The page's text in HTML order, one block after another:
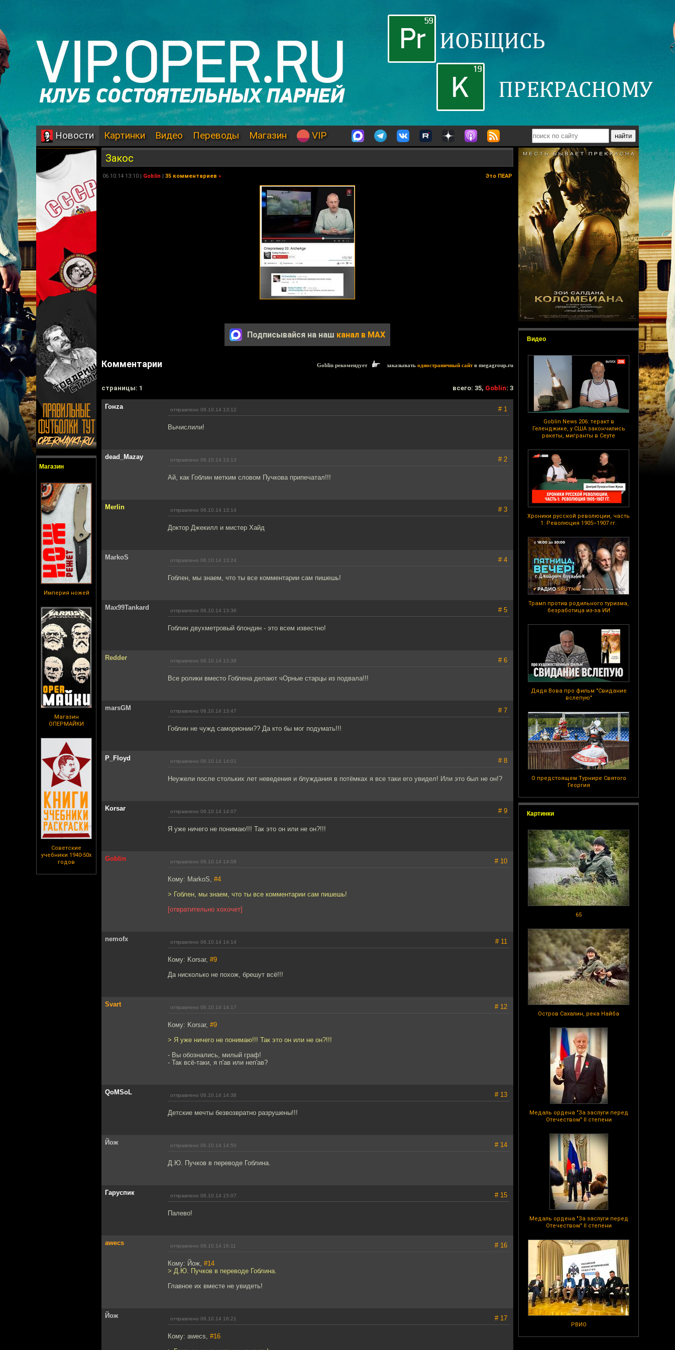
Новости Картинки Видео Переводы Магазин VIP
Магазин
Империя ножей
Магазин
ОПЕРМАЙКИ
Советские
учебники 1940-50х
годов
Видео
Goblin News 206: теракт в
Геленджике, у США закончились
ракеты, мигранты в Сеуте
Хроники русской революции, часть
1: Революция 1905–1907 гг.
Трамп против родильного туризма,
безработица из-за ИИ
Дядя Вова про фильм "Свидание
вслепую"
О предстоящем Турнире Святого
Георгия
Картинки
65
Остров Сахалин, река Найба
Медаль ордена "За заслуги перед
Отечеством" II степени
Медаль ордена "За заслуги перед
Отечеством" II степени
РВИО
Закос
06.10.14 13:10 | Goblin | 35 комментариев » Это ПЕАР
Подписывайся на наш канал в MAX
Комментарии Goblin рекомендует заказывать одностраничный сайтв megagroup.ru
cтраницы: 1 всего: 35, Goblin: 3
Гонzа отправлено 06.10.14 13:12 # 1
Вычислили!
dead_Mazay отправлено 06.10.14 13:13 # 2
Ай, как Гоблин метким словом Пучкова припечатал!!!
Merlin отправлено 06.10.14 13:14 # 3
Доктор Джекилл и мистер Хайд
MarkoS отправлено 06.10.14 13:24 # 4
Гоблен, мы знаем, что ты все комментарии сам пишешь!
Max99Tankard отправлено 06.10.14 13:36 # 5
Гоблин двухметровый блондин - это всем известно!
Redder отправлено 06.10.14 13:38 # 6
Все ролики вместо Гоблена делают чОрные старцы из подвала!!!
marsGM отправлено 06.10.14 13:47 # 7
Гоблин не чужд саморионии?? Да кто бы мог подумать!!!
P_Floyd отправлено 06.10.14 14:01 # 8
Неужели после стольких лет неведения и блуждания в потёмках я все таки его увидел! Или это был не он!?
Korsar отправлено 06.10.14 14:07 # 9
Я уже ничего не понимаю!!! Так это он или не он?!!!
Goblin отправлено 06.10.14 14:08 # 10
Кому: MarkoS, #4
> Гоблен, мы знаем, что ты все комментарии сам пишешь!
[отвратительно хохочет]
nemofx отправлено 06.10.14 14:14 # 11
Кому: Korsar, #9
Да нисколько не похож, брешут всё!!!
Svart отправлено 06.10.14 14:17 # 12
Кому: Korsar, #9
> Я уже ничего не понимаю!!! Так это он или не он?!!!
- Вы обознались, милый граф!
- Так всё-таки, я п'ав или неп'ав?
QoMSoL отправлено 06.10.14 14:38 # 13
Детские мечты безвозвратно разрушены!!!
Йож отправлено 06.10.14 14:50 # 14
Д.Ю. Пучков в переводе Гоблина.
Гаруспик отправлено 06.10.14 15:07 # 15
Палево!
awecs отправлено 06.10.14 16:11 # 16
Кому: Йож, #14
> Д.Ю. Пучков в переводе Гоблина.
Главное их вместе не увидеть!
Йож отправлено 06.10.14 16:21 # 17
Кому: awecs, #16